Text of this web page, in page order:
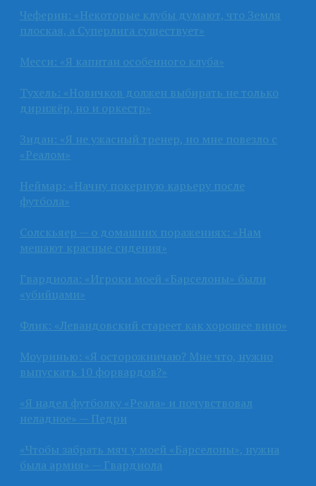
Чеферин: «Некоторые клубы думают, что Земля
плоская, а Суперлига существует»
Месси: «Я капитан особенного клуба»
Тухель: «Новичков должен выбирать не только
дирижёр, но и оркестр»
Зидан: «Я не ужасный тренер, но мне повезло с
«Реалом»
Неймар: «Начну покерную карьеру после
футбола»
Солскьяер — о домашних поражениях: «Нам
мешают красные сидения»
Гвардиола: «Игроки моей «Барселоны» были
«убийцами»
Флик: «Левандовский стареет как хорошее вино»
Моуринью: «Я осторожничаю? Мне что, нужно
выпускать 10 форвардов?»
«Я надел футболку «Реала» и почувствовал
неладное» — Педри
«Чтобы забрать мяч у моей «Барселоны», нужна
была армия» — Гвардиола